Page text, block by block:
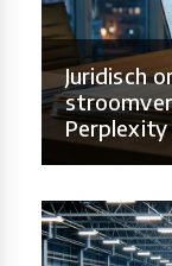
Juridisch